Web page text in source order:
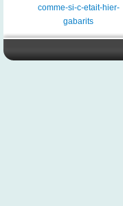
comme-si-c-etait-hier-
gabarits